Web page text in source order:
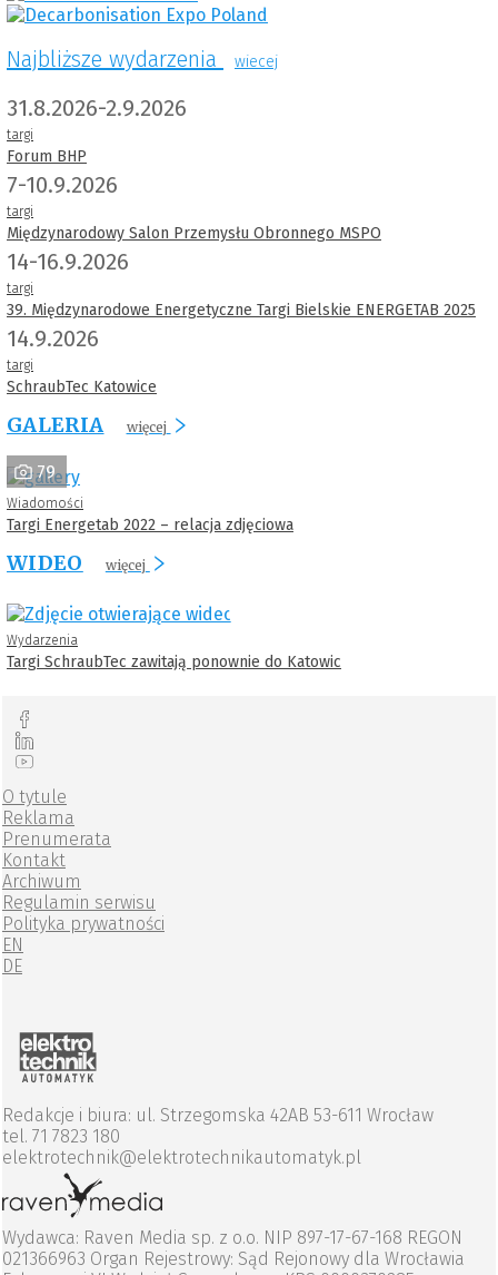
Najbliższe wydarzenia wiecej
31.8.2026-2.9.2026
targi
Forum BHP
7-10.9.2026
targi
Międzynarodowy Salon Przemysłu Obronnego MSPO
14-16.9.2026
targi
39. Międzynarodowe Energetyczne Targi Bielskie ENERGETAB 2025
14.9.2026
targi
SchraubTec Katowice
GALERIA więcej
79
Wiadomości
Targi Energetab 2022 – relacja zdjęciowa
WIDEO więcej
Wydarzenia
Targi SchraubTec zawitają ponownie do Katowic
O tytule
Reklama
Prenumerata
Kontakt
Archiwum
Regulamin serwisu
Polityka prywatności
EN
DE
Redakcje i biura: ul. Strzegomska 42AB 53-611 Wrocław
tel. 71 7823 180
elektrotechnik@elektrotechnikautomatyk.pl
Wydawca: Raven Media sp. z o.o. NIP 897-17-67-168 REGON
021366963 Organ Rejestrowy: Sąd Rejonowy dla Wrocławia